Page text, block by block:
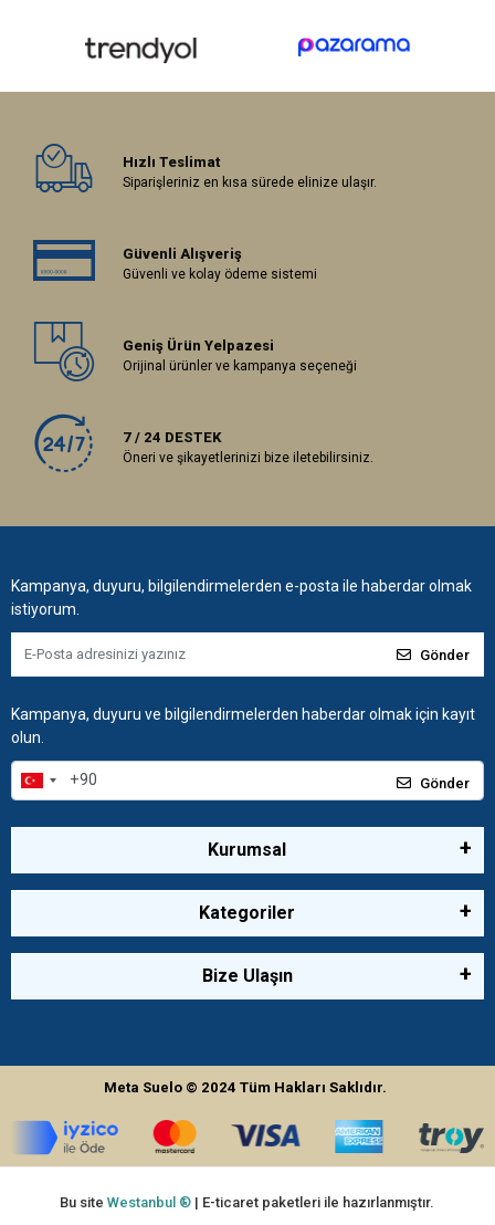
Hızlı Teslimat
Siparişleriniz en kısa sürede elinize ulaşır.
Güvenli Alışveriş
Güvenli ve kolay ödeme sistemi
Geniş Ürün Yelpazesi
Orijinal ürünler ve kampanya seçeneği
7 / 24 DESTEK
Öneri ve şikayetlerinizi bize iletebilirsiniz.
Kampanya, duyuru, bilgilendirmelerden e-posta ile haberdar olmak
istiyorum.
Gönder
Kampanya, duyuru ve bilgilendirmelerden haberdar olmak için kayıt
olun.
Gönder
Kurumsal
Kategoriler
Bize Ulaşın
Meta Suelo © 2024Tüm Hakları Saklıdır.
Bu siteWestanbul ® | E-ticaret paketleri ile hazırlanmıştır.